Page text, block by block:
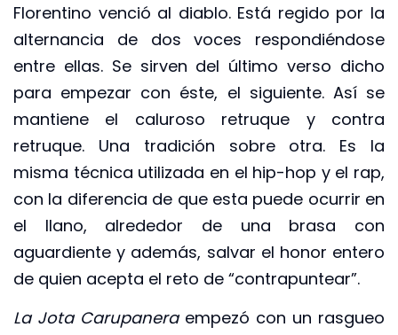
Florentino venció al diablo. Está regido por la
alternancia de dos voces respondiéndose
entre ellas. Se sirven del último verso dicho
para empezar con éste, el siguiente. Así se
mantiene el caluroso retruque y contra
retruque. Una tradición sobre otra. Es la
misma técnica utilizada en el hip-hop y el rap,
con la diferencia de que esta puede ocurrir en
el llano, alrededor de una brasa con
aguardiente y además, salvar el honor entero
de quien acepta el reto de “contrapuntear”.
La Jota Carupaneraempezó con un rasgueo